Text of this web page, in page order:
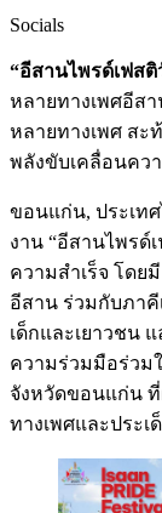
Socials
“อีสานไพรด์เฟสติ
หลายทางเพศอีส
หลายทางเพศ ส
พลังขับเคลื่อนคว
ขอนแก่น, ประเท
งาน “อีสานไพรด์
ความสำเร็จ โดย
อีสาน ร่วมกับภา
เด็กและเยาวชน
ความร่วมมือร่วม
จังหวัดขอนแก่น
ทางเพศและประ